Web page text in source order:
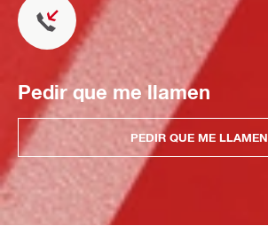
Pedir que me llamen
PEDIR QUE ME LLAMEN